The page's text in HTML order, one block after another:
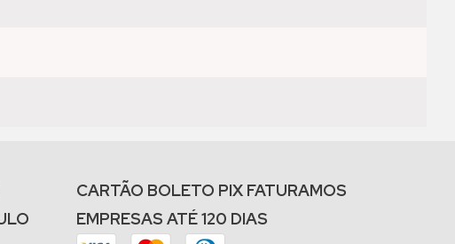
CARTÃO BOLETO PIX FATURAMOS
EMPRESAS ATÉ 120 DIAS